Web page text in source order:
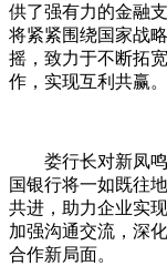
供了强有力的金融
将紧紧围绕国家战
摇，致力于不断拓
作，实现互利共赢。
娄行长对新凤
国银行将一如既往
共进，助力企业实
加强沟通交流，深
合作新局面。